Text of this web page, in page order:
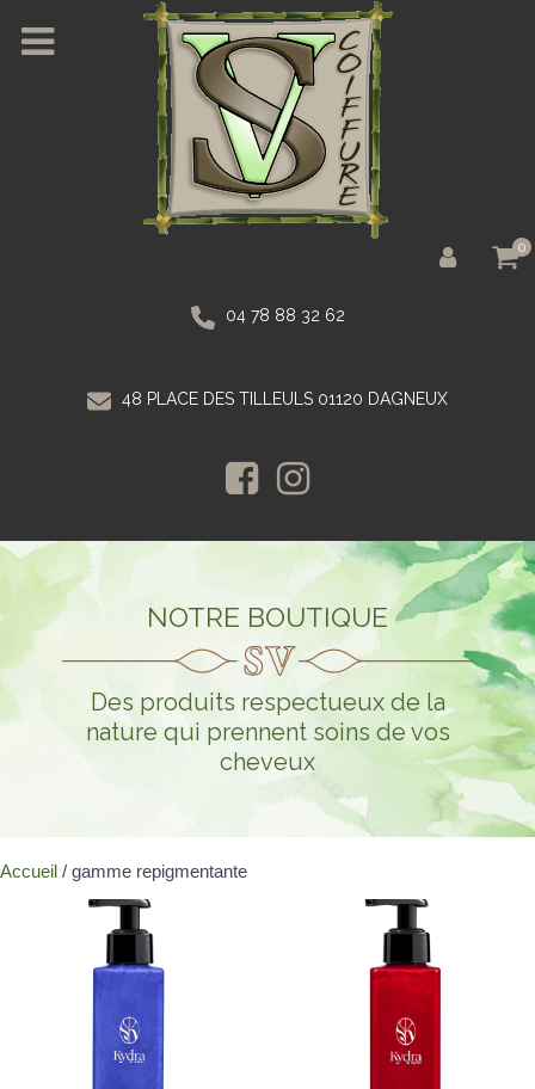
0
04 78 88 32 62
48 PLACE DES TILLEULS 01120 DAGNEUX
NOTRE BOUTIQUE
Des produits respectueux de la
nature qui prennent soins de vos
cheveux
Accueil / gamme repigmentante